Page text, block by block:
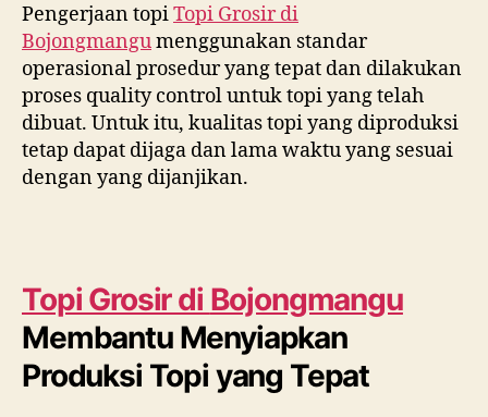
Pengerjaan topiTopi Grosir di
Bojongmangumenggunakan standar
operasional prosedur yang tepat dan dilakukan
proses quality control untuk topi yang telah
dibuat. Untuk itu, kualitas topi yang diproduksi
tetap dapat dijaga dan lama waktu yang sesuai
dengan yang dijanjikan.
Topi Grosir di Bojongmangu
Membantu Menyiapkan
Produksi Topi yang Tepat